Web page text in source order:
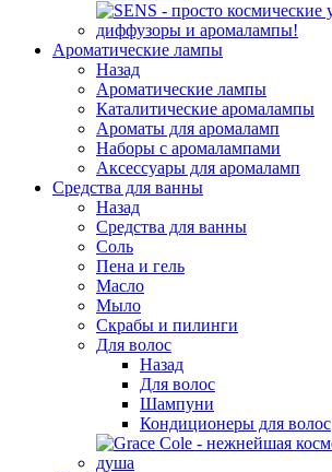
Ароматические лампы
Назад
Ароматические лампы
Каталитические аромалампы
Ароматы для аромаламп
Наборы с аромалампами
Аксессуары для аромаламп
Средства для ванны
Назад
Средства для ванны
Соль
Пена и гель
Масло
Мыло
Скрабы и пилинги
Для волос
Назад
Для волос
Шампуни
Кондиционеры для волос